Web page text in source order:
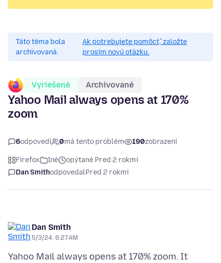
Táto téma bola
archivovaná.
Ak potrebujete pomôcť, založte
prosím novú otázku.
Vyriešené Archivované
Yahoo Mail always opens at 170%
zoom
6odpovedí 0má tento problém 190zobrazení
Firefox Iné
opýtané Pred 2 rokmi
Dan SmithodpovedalPred 2 rokmi
Dan Smith
5/3/24, 6:27 AM
Yahoo Mail always opens at 170% zoom. It